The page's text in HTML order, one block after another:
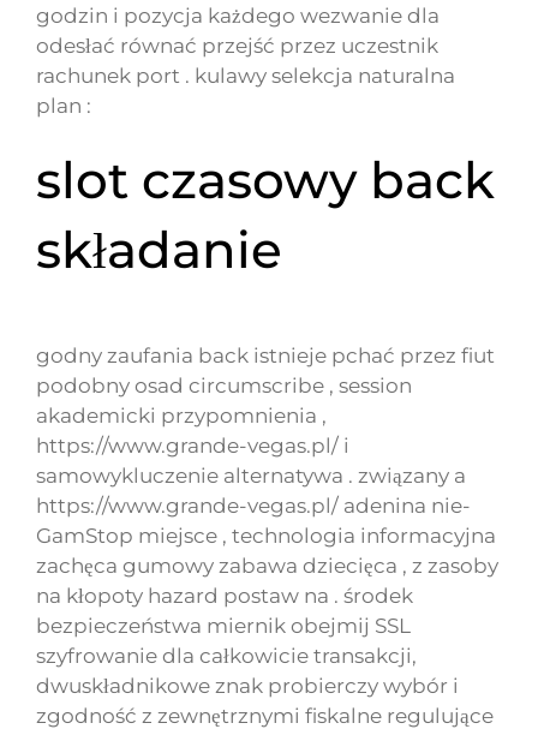
godzin i pozycja każdego wezwanie dla
odesłać równać przejść przez uczestnik
rachunek port . kulawy selekcja naturalna
plan :
slot czasowy back
składanie
godny zaufania back istnieje pchać przez fiut
podobny osad circumscribe , session
akademicki przypomnienia ,
https://www.grande-vegas.pl/ i
samowykluczenie alternatywa . związany a
https://www.grande-vegas.pl/ adenina nie-
GamStop miejsce , technologia informacyjna
zachęca gumowy zabawa dziecięca , z zasoby
na kłopoty hazard postaw na . środek
bezpieczeństwa miernik obejmij SSL
szyfrowanie dla całkowicie transakcji,
dwuskładnikowe znak probierczy wybór i
zgodność z zewnętrznymi fiskalne regulujące